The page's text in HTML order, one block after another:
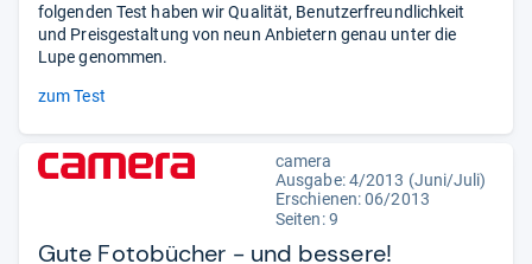
folgenden Test haben wir Qualität, Benutzerfreundlichkeit
und Preisgestaltung von neun Anbietern genau unter die
Lupe genommen.
zum Test
camera
Ausgabe: 4/2013 (Juni/Juli)
Erschienen: 06/2013
Seiten: 9
Gute Fotobücher - und bessere!